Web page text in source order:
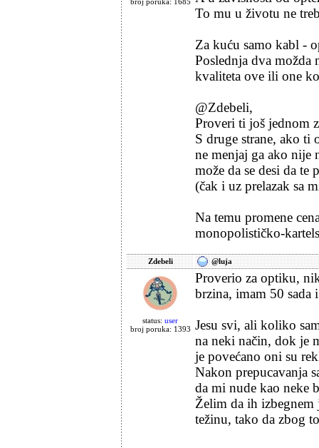
To mu u životu ne
Za kuću samo kabl -
Poslednja dva
kvaliteta ove ili one
@Zdebeli,
Proveri ti još jednom
S druge strane, ako ti
ne menjaj ga ako nije
može da se desi da
(čak i uz prelazak sa
Na temu promene
monopolističko-
Zdebeli @luja
status: user
broj poruka: 1393
Proverio za optiku,
brzina, imam 50
Jesu svi, ali koliko
na neki način, dok je
je povećano oni su
Nakon prepucavanja
da mi nude kao neke
Želim da ih
težinu, tako da zbog